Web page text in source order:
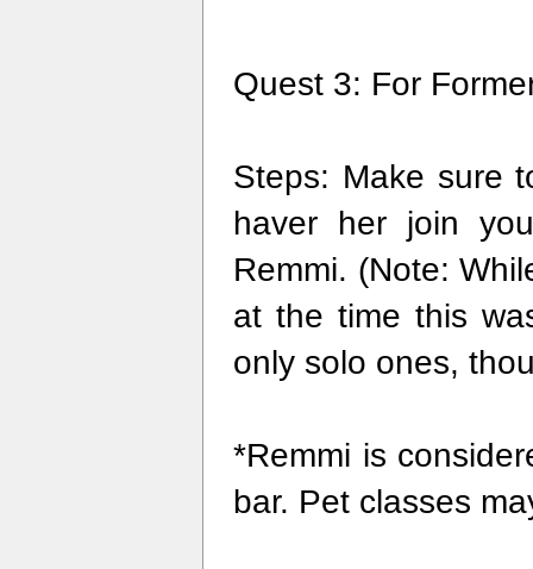
Quest 3: For
Steps: Make sure
haver her join
Remmi. (Note:
at the time this
only solo ones,
*Remmi is
bar. Pet classes